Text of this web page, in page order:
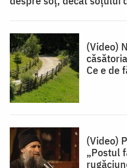
(Video)
Ce e de
(Video)
„Postul